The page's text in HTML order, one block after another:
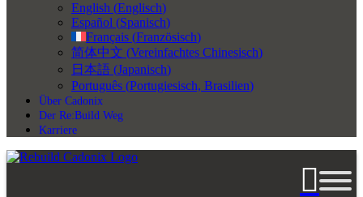
English (Englisch)
Español (Spanisch)
Français (Französisch)
简体中文 (Vereinfachtes Chinesisch)
日本語 (Japanisch)
Português (Portugiesisch, Brasilien)
Über Cadonix
Der Re:Build Weg
Karriere